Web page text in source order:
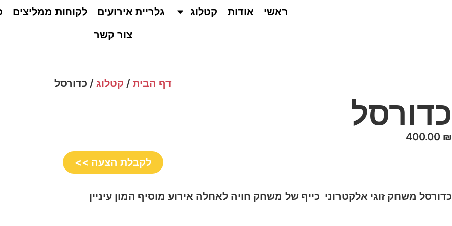
ראשי אודות קטלוג גלריית אירועים לקוחות ממליצים
צור קשר
דף הבית / קטלוג / כדורסל
כדורסל
400.00 ₪
לקבלת הצעה >>
כדורסל משחק זוגי אלקטרוני כייף של משחק חויה לאחלה אירוע מוסיף המון עיניין